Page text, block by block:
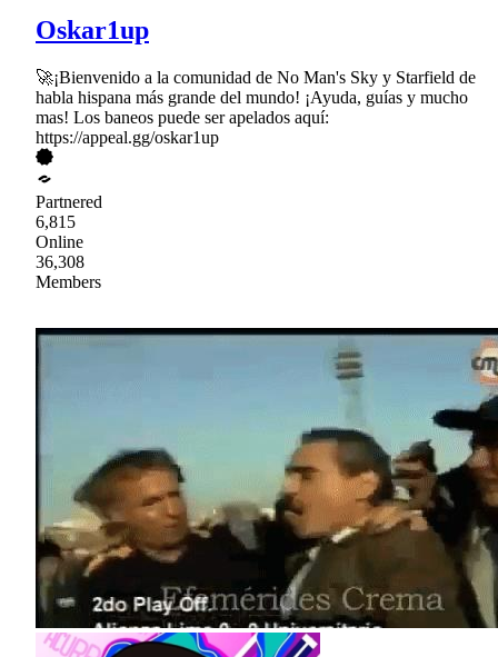
Oskar1up
🚀¡Bienvenido a la comunidad de No Man's Sky y Starfield de
habla hispana más grande del mundo! ¡Ayuda, guías y mucho
mas! Los baneos puede ser apelados aquí:
https://appeal.gg/oskar1up
Partnered
6,815
Online
36,308
Members